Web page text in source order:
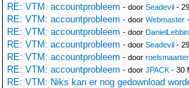
RE: VTM: accountprobleem - door Seadevil -
RE: VTM: accountprobleem - door Webmaster
RE: VTM: accountprobleem - door
RE: VTM: accountprobleem - door Seadevil -
RE: VTM: accountprobleem - door
RE: VTM: accountprobleem - door JPACK - 30
RE: VTM: Niks kan er nog gedownload